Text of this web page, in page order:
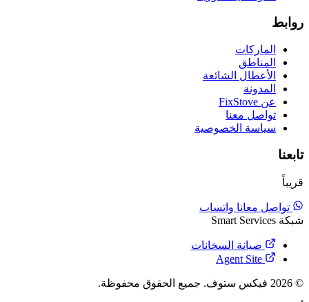
روابط
الماركات
المناطق
الأعطال الشائعة
المدونة
عن FixStove
تواصل معنا
سياسة الخصوصية
تابعنا
قريباً
تواصل معانا واتساب
شبكة Smart Services
صيانة السخانات
Agent Site
© 2026 فيكس ستوف. جميع الحقوق محفوظة.